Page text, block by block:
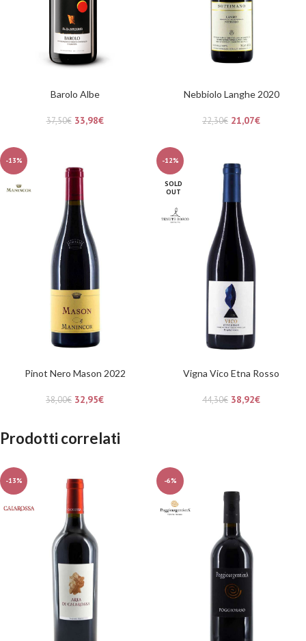
Barolo Albe
37,50€ 33,98€
Nebbiolo Langhe 2020
22,30€ 21,07€
-13%
Pinot Nero Mason 2022
38,00€ 32,95€
-12%
SOLD
OUT
Vigna Vico Etna Rosso
44,30€ 38,92€
Prodotti correlati
-13% -6%